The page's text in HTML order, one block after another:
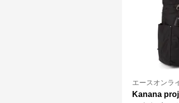
エースオンラ
Kanana